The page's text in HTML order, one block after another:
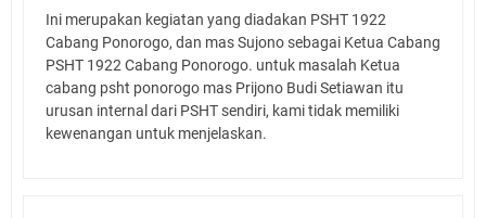
Ini merupakan kegiatan yang diadakan PSHT 1922
Cabang Ponorogo, dan mas Sujono sebagai Ketua Cabang
PSHT 1922 Cabang Ponorogo. untuk masalah Ketua
cabang psht ponorogo mas Prijono Budi Setiawan itu
urusan internal dari PSHT sendiri, kami tidak memiliki
kewenangan untuk menjelaskan.